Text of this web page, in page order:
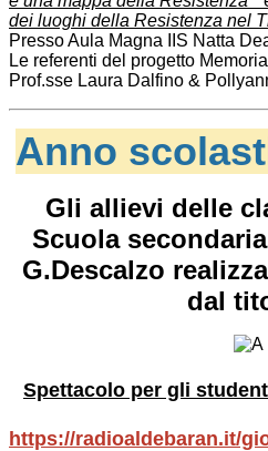
dei luoghi della Resistenza nel
Presso Aula Magna IIS Natta
Le referenti del progetto
Prof.sse Laura Dalfino &
Anno
Gli allievi delle
Scuola
G.Descalzo
dal
Spettacolo per gli
https://radioaldebaran.it/